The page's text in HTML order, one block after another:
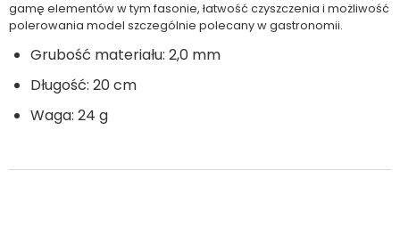
gamę elementów w tym fasonie, łatwość czyszczenia i możliwość
polerowania model szczególnie polecany w gastronomii.
Grubość materiału: 2,0 mm
Długość: 20 cm
Waga: 24 g